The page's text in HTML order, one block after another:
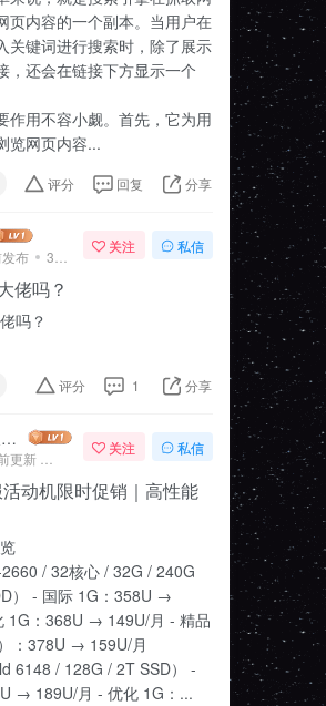
页内容的一个副本。当用户在
关键词进行搜索时，除了展示
，还会在链接下方显示一个
作用不容小觑。首先，它为用
览网页内容...
评分 回复 分享
布 36次阅读
关注 私信
佬吗？
吗？
评分 1 分享
王道长服务器 AWS
47次阅读
关注 私信
动机限时促销｜高性能
/ 32核心 / 32G / 240G
） - 国际 1G：358U →
1G：368U → 149U/月 - 精品
：378U → 159U/月
6148 / 128G / 2T SSD） -
→ 189U/月 - 优化 1G：...